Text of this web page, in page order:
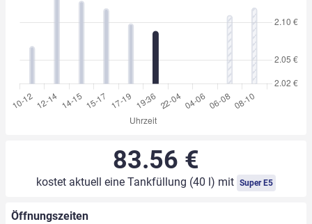
83.56 €
kostet aktuell eine Tankfüllung (40 l) mit Super E5
Öffnungszeiten